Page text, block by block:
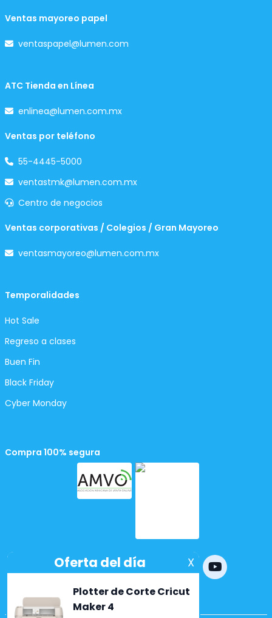
Ventas mayoreo papel
ventaspapel@lumen.com
ATC Tienda en Línea
enlinea@lumen.com.mx
Ventas por teléfono
55-4445-5000
ventastmk@lumen.com.mx
Centro de negocios
Ventas corporativas / Colegios / Gran Mayoreo
ventasmayoreo@lumen.com.mx
Temporalidades
Hot Sale
Regreso a clases
Buen Fin
Black Friday
Cyber Monday
Compra 100% segura
Powered bynopCommerce